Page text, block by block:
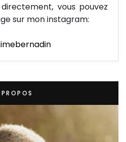
vous pouvez
sur mon instagram: